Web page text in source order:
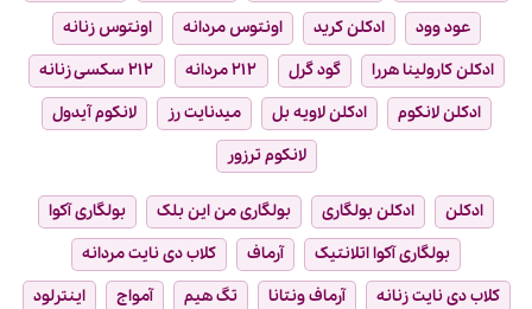
عود وود
ادکلن کرید اونتوس مردانه
اونتوس زنانه
ادکلن کارولینا هررا
گود گرل ۲۱۲ مردانه
۲۱۲ سکسی زنانه
ادکلن لانکوم
ادکلن لاویه بل میدنایت رز
لانکوم آیدول
لانکوم ترزور
ادکلن ادکلن بولگاری بولگاری من این بلک
بولگاری آکوا
بولگاری آکوا اتلانتیک
آرماف
کلاب دی نایت مردانه
کلاب دی نایت زنانه
آرماف ونتانا تگ هیم آمواج
اینترلود